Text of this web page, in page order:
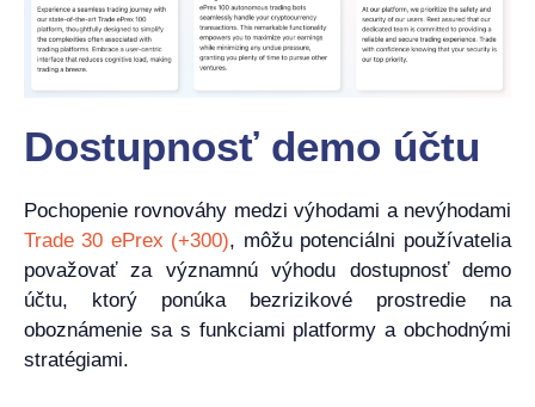
Dostupnosť demo účtu
Pochopenie rovnováhy medzi výhodami a nevýhodami
Trade 30 ePrex (+300), môžu potenciálni používatelia
považovať za významnú výhodu dostupnosť demo
účtu, ktorý ponúka bezrizikové prostredie na
oboznámenie sa s funkciami platformy a obchodnými
stratégiami.